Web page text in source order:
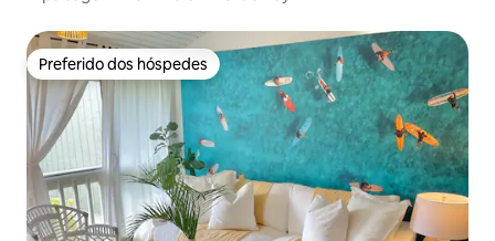
Preferido dos hóspedes
Preferido dos hóspedes